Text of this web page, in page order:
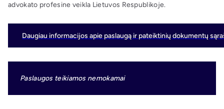
advokato profesine veikla Lietuvos Respublikoje.
Daugiau informacijos apie paslaugą ir pateiktinių dokumentų
Paslaugos teikiamos nemokamai